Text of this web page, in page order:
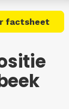
factsheet